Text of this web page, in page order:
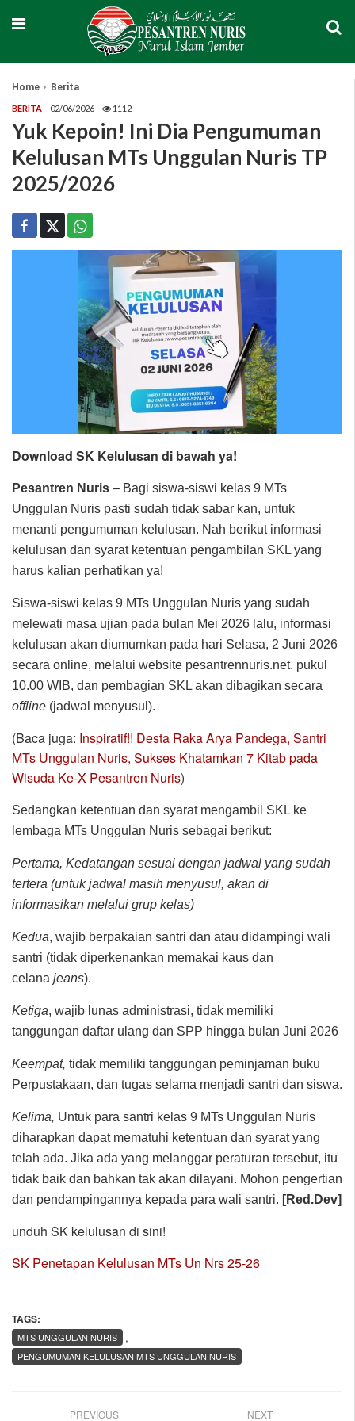
Home Berita
BERITA 02/06/2026 1112
Yuk Kepoin! Ini Dia Pengumuman
Kelulusan MTs Unggulan Nuris TP
2025/2026
Download SK Kelulusan di bawah ya!
Pesantren Nuris – Bagi siswa-siswi kelas 9 MTs
Unggulan Nuris pasti sudah tidak sabar kan, untuk
menanti pengumuman kelulusan. Nah berikut informasi
kelulusan dan syarat ketentuan pengambilan SKL yang
harus kalian perhatikan ya!
Siswa-siswi kelas 9 MTs Unggulan Nuris yang sudah
melewati masa ujian pada bulan Mei 2026 lalu, informasi
kelulusan akan diumumkan pada hari Selasa, 2 Juni 2026
secara online, melalui website pesantrennuris.net. pukul
10.00 WIB, dan pembagian SKL akan dibagikan secara
offline (jadwal menyusul).
(Baca juga: Inspiratif!! Desta Raka Arya Pandega, Santri
MTs Unggulan Nuris, Sukses Khatamkan 7 Kitab pada
Wisuda Ke-X Pesantren Nuris)
Sedangkan ketentuan dan syarat mengambil SKL ke
lembaga MTs Unggulan Nuris sebagai berikut:
Pertama, Kedatangan sesuai dengan jadwal yang sudah
tertera (untuk jadwal masih menyusul, akan di
informasikan melalui grup kelas)
Kedua, wajib berpakaian santri dan atau didampingi wali
santri (tidak diperkenankan memakai kaus dan
celana jeans).
Ketiga, wajib lunas administrasi, tidak memiliki
tanggungan daftar ulang dan SPP hingga bulan Juni 2026
Keempat, tidak memiliki tanggungan peminjaman buku
Perpustakaan, dan tugas selama menjadi santri dan siswa.
Kelima, Untuk para santri kelas 9 MTs Unggulan Nuris
diharapkan dapat mematuhi ketentuan dan syarat yang
telah ada. Jika ada yang melanggar peraturan tersebut, itu
tidak baik dan bahkan tak akan dilayani. Mohon pengertian
dan pendampingannya kepada para wali santri. [Red.Dev]
unduh SK kelulusan di sini!
SK Penetapan Kelulusan MTs Un Nrs 25-26
TAGS:
,
MTS UNGGULAN NURIS
PENGUMUMAN KELULUSAN MTS UNGGULAN NURIS
PREVIOUS NEXT